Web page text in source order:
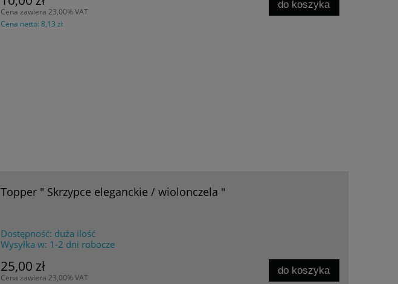
Cena zawiera 23,00% VAT
Cena netto:8,13 zł
do koszyka
Topper " Skrzypce eleganckie / wiolonczela "
Dostępność: duża ilość
Wysyłka w: 1-2 dni robocze
25,00 zł
Cena zawiera 23,00% VAT
do koszyka